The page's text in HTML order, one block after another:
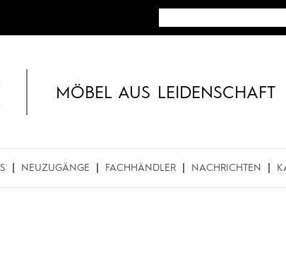
MÖBEL AUS LEIDENSCHAFT
NEUZUGÄNGE FACHHÄNDLER NACHRICHTEN